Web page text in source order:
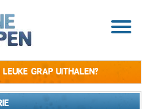
grap uithalen?